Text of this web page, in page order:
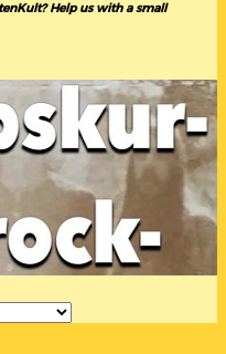
Help us with a small